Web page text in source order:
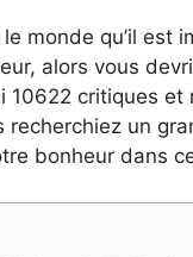
monde qu’il est
alors vous
10622 critiques
un
bonheur dans